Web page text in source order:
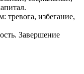
тревога, избегание,
Завершение